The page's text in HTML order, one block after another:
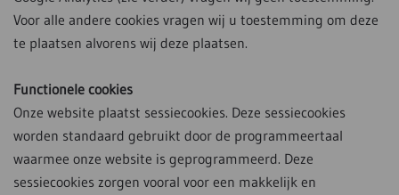
Voor alle andere cookies vragen wij u toestemming om deze
te plaatsen alvorens wij deze plaatsen.
Functionele cookies
Onze website plaatst sessiecookies. Deze sessiecookies
worden standaard gebruikt door de programmeertaal
waarmee onze website is geprogrammeerd. Deze
sessiecookies zorgen vooral voor een makkelijk en